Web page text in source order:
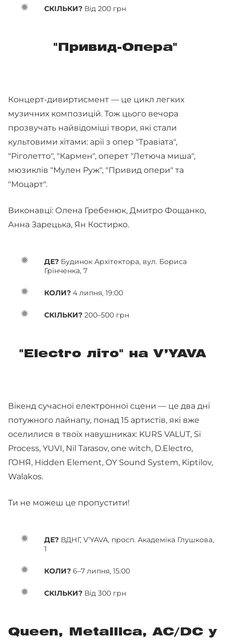
СКІЛЬКИ? Від 200 грн
"Привид-Опера"
Концерт-дивиртисмент — це цикл легких
музичних композицій. Тож цього вечора
прозвучать найвідоміші твори, які стали
культовими хітами: арії з опер "Травіата",
"Ріголетто", "Кармен", оперет "Летюча миша",
мюзиклів "Мулен Руж", "Привид опери" та
"Моцарт".
Виконавці: Олена Гребенюк, Дмитро Фощанко,
Анна Зарецька, Ян Костирко.
ДЕ? Будинок Архітектора, вул. Бориса
Грінченка, 7
КОЛИ? 4 липня, 19:00
СКІЛЬКИ? 200–500 грн
"Electro літо" на V’YAVA
Вікенд сучасної електронної сцени — це два дні
потужного лайнапу, понад 15 артистів, які вже
оселилися в твоїх навушниках: KURS VALUT, Si
Process, YUVI, Nil Tarasov, one witch, D.Electro,
ГОНЯ, Hidden Element, OY Sound System, Kiptilov,
Walakos.
Ти не можеш це пропустити!
ДЕ? ВДНГ, V’YAVA, просп. Академіка Глушкова,
1
КОЛИ? 6–7 липня, 15:00
СКІЛЬКИ? Від 300 грн
Queen, Metallica, AC/DC у